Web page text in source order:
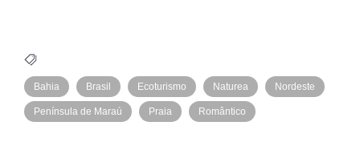
Bahia Brasil Ecoturismo Naturea Nordeste
Península de Maraú Praia Romântico